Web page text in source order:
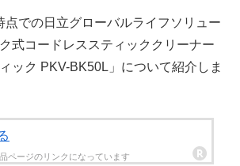
点での日立グローバルライフソリュー
式コードレススティッククリーナー
ック PKV-BK50L」について紹介しま